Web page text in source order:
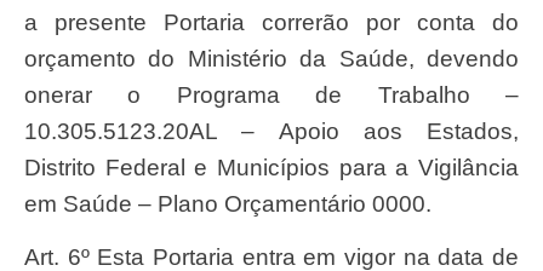
a presente Portaria correrão por conta do
orçamento do Ministério da Saúde, devendo
onerar o Programa de Trabalho –
10.305.5123.20AL – Apoio aos Estados,
Distrito Federal e Municípios para a Vigilância
em Saúde – Plano Orçamentário 0000.
Art. 6º Esta Portaria entra em vigor na data de